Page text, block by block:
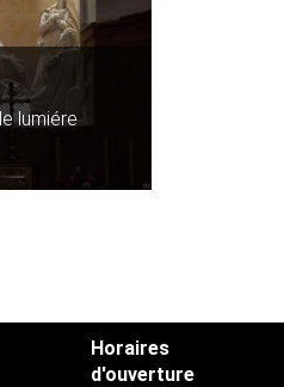
lumiére
Horaires
d'ouverture